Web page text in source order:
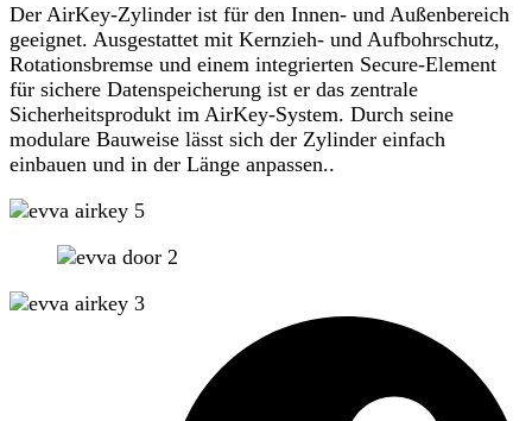
Der AirKey-Zylinder ist für den Innen- und Außenbereich
geeignet. Ausgestattet mit Kernzieh- und Aufbohrschutz,
Rotationsbremse und einem integrierten Secure-Element
für sichere Datenspeicherung ist er das zentrale
Sicherheitsprodukt im AirKey-System. Durch seine
modulare Bauweise lässt sich der Zylinder einfach
einbauen und in der Länge anpassen..